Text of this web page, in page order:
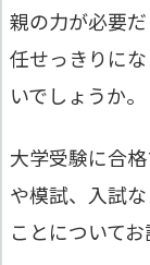
親の力が必要
任せっきりに
いでしょうか。
大学受験に合
や模試、入試
ことについて